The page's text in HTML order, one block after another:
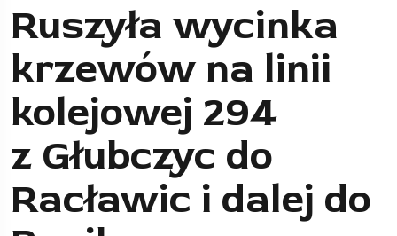
Ruszyła wycinka
krzewów na linii
kolejowej 294
z Głubczyc do
Racławic i dalej do